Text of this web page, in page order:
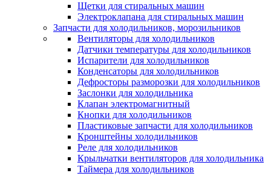
Щетки для стиральных машин
Электроклапана для стиральных машин
Запчасти для холодильников, морозильников
Вентиляторы для холодильников
Датчики температуры для холодильников
Испарители для холодильников
Конденсаторы для холодильников
Дефросторы разморозки для холодильников
Заслонки для холодильника
Клапан электромагнитный
Кнопки для холодильников
Пластиковые запчасти для холодильников
Кронштейны холодильников
Реле для холодильников
Крыльчатки вентиляторов для холодильника
Таймера для холодильников